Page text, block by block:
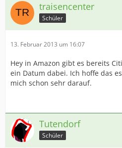
traisencenter
Schüler
13. Februar 2013 um 16:07
Hey in Amazon gibt es bereits
ein Datum dabei. Ich hoffe das
mich schon sehr darauf.
Tutendorf
Schüler